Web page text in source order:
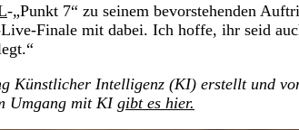
-„Punkt 7“ zu seinem bevorstehenden
Finale mit dabei. Ich hoffe, ihr seid
Künstlicher Intelligenz (KI) erstellt und
Umgang mit KIgibt es hier.